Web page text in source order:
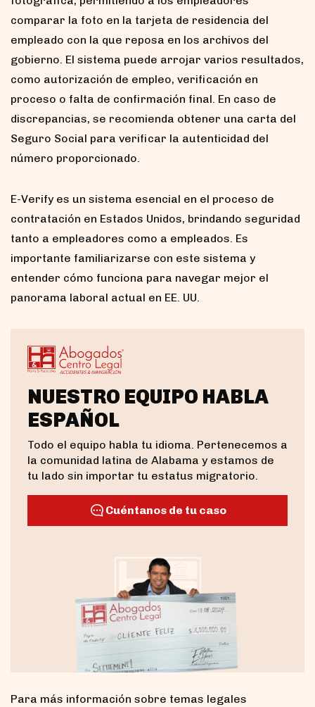
comparar la foto en la tarjeta de residencia del
empleado con la que reposa en los archivos del
gobierno. El sistema puede arrojar varios resultados,
como autorización de empleo, verificación en
proceso o falta de confirmación final. En caso de
discrepancias, se recomienda obtener una carta del
Seguro Social para verificar la autenticidad del
número proporcionado.
E-Verify es un sistema esencial en el proceso de
contratación en Estados Unidos, brindando seguridad
tanto a empleadores como a empleados. Es
importante familiarizarse con este sistema y
entender cómo funciona para navegar mejor el
panorama laboral actual en EE. UU.
NUESTRO EQUIPO HABLA
ESPAÑOL
Todo el equipo habla tu idioma. Pertenecemos a
la comunidad latina de Alabama y estamos de
tu lado sin importar tu estatus migratorio.
Cuéntanos de tu caso
Para más información sobre temas legales